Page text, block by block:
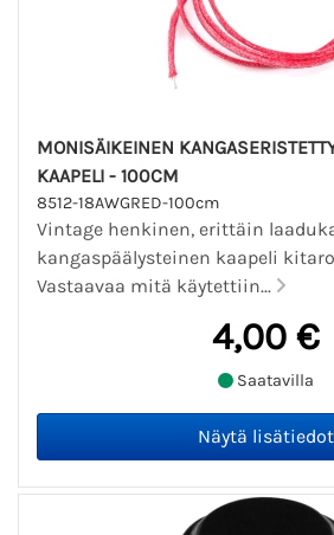
MONISÄIKEINEN
KAAPELI - 100CM
8512-18AWGRED-100cm
Vintage henkinen, erittäin
kangaspäälysteinen kaapeli
Vastaavaa mitä käytettiin...
4,00 €
Saatavilla